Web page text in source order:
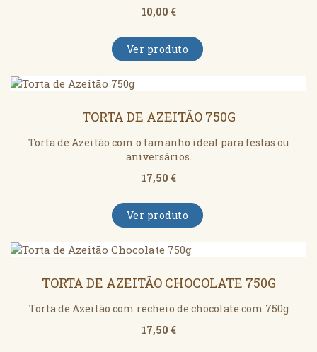
10,00 €
Ver produto
TORTA DE AZEITÃO 750G
Torta de Azeitão com o tamanho ideal para festas ou
aniversários.
17,50 €
Ver produto
TORTA DE AZEITÃO CHOCOLATE 750G
Torta de Azeitão com recheio de chocolate com 750g
17,50 €